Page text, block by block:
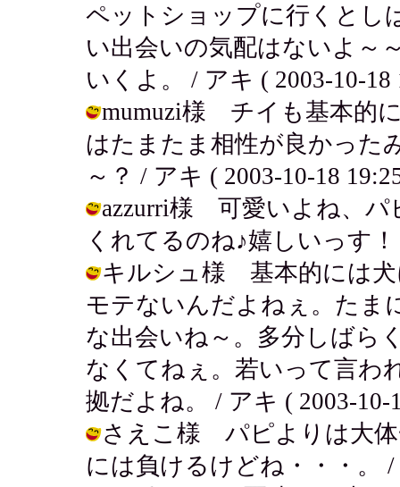
ペットショップに行くとし
い出会いの気配はないよ～
いくよ。 / アキ ( 2003-10-18
mumuzi様 チイも基本的
はたまたま相性が良かった
～？ / アキ ( 2003-10-18
azzurri様 可愛いよね、パ
くれてるのね♪嬉しいっす
キルシュ様 基本的には犬
モテないんだよねぇ。たま
な出会いね～。多分しばら
なくてねぇ。若いって言わ
拠だよね。 / アキ ( 2003-10-
さえこ様 パピよりは大体
には負けるけどね・・・。 /